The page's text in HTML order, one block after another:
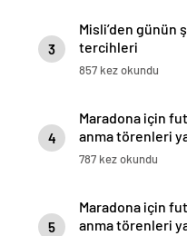
3
Misli’den günün
tercihleri
857 kez okundu
4
Maradona için
anma törenleri
787 kez okundu
5
Maradona için
anma törenleri